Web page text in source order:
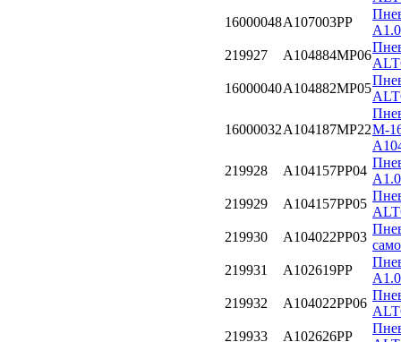
16000048A107003PP
219927
A104884MP06
16000040A104882MP05
16000032A104187MP22М-
219928
A104157PP04
219929
A104157PP05
219930
A104022PP03
219931
A102619PP
219932
A104022PP06
219933
A102626PP